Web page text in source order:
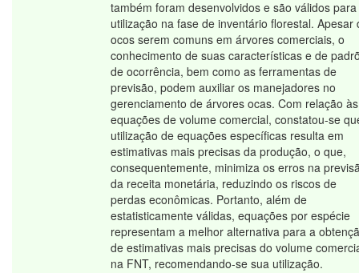
também foram desenvolvidos e são válidos para
utilização na fase de inventário florestal. Apesar
ocos serem comuns em árvores comerciais, o
conhecimento de suas características e de
de ocorrência, bem como as ferramentas de
previsão, podem auxiliar os manejadores no
gerenciamento de árvores ocas. Com relação às
equações de volume comercial, constatou-se
utilização de equações específicas resulta em
estimativas mais precisas da produção, o que,
consequentemente, minimiza os erros na
da receita monetária, reduzindo os riscos de
perdas econômicas. Portanto, além de
estatisticamente válidas, equações por espécie
representam a melhor alternativa para a
de estimativas mais precisas do volume
na FNT, recomendando-se sua utilização.